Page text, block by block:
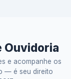
Ouvidoria
e acompanhe os
— é seu direito